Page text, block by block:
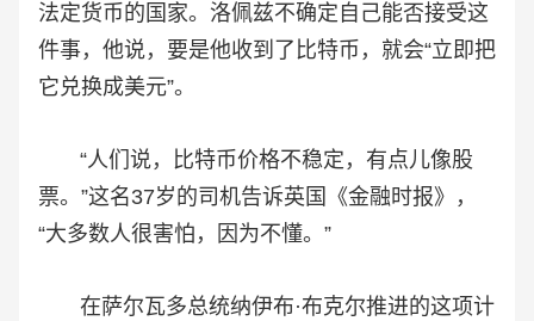
法定货币的国家。洛佩兹不确定自己能否接受这
件事，他说，要是他收到了比特币，就会“立即把
它兑换成美元”。
“人们说，比特币价格不稳定，有点儿像股
票。”这名37岁的司机告诉英国《金融时报》，
“大多数人很害怕，因为不懂。”
在萨尔瓦多总统纳伊布·布克尔推进的这项计